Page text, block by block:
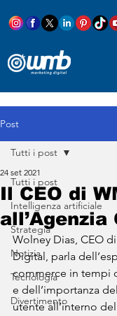
Post
Tutti i post
Intelligenza artificiale
Strategia
Notizia
Tecnologia
Divertimento
Tutti i post
Il CEO di
all’Agenzia
24 set 2021
Wolney Dias, CEO
Digital, parla
commerce in tempi
e dell’importanza
utente all’interno